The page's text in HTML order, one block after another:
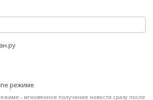
режиме
- мгновенное получение новости сразу после